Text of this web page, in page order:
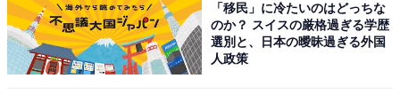
「移民」に冷たいのはどっちな
のか？ スイスの厳格過ぎる学歴
選別と、日本の曖昧過ぎる外国
人政策